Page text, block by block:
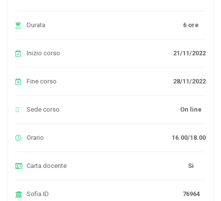
Durata 6 ore
Inizio corso 21/11/2022
Fine corso 28/11/2022
Sede corso On line
Orario 16.00/18.00
Carta docente Si
Sofia ID 76964